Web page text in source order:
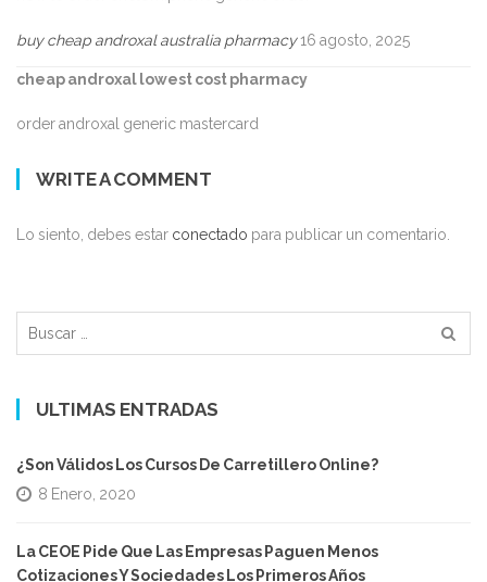
buy cheap androxal australia pharmacy16 agosto, 2025
cheap androxal lowest cost pharmacy
order androxal generic mastercard
WRITE A COMMENT
Lo siento, debes estar conectado para publicar un comentario.
ULTIMAS ENTRADAS
¿Son Válidos Los Cursos De Carretillero Online?
8 Enero, 2020
La CEOE Pide Que Las Empresas Paguen Menos
Cotizaciones Y Sociedades Los Primeros Años